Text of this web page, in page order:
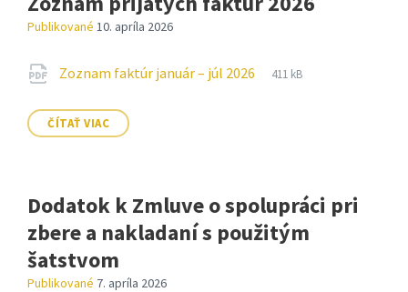
Publikované 10. apríla 2026
PrílohyZoznam faktúr január – júl 2026
Prípona
pdf
Veľkosť
411 kB
ČÍTAŤ VIAC
Dodatok k Zmluve o spolupráci pri
zbere a nakladaní s použitým
šatstvom
Publikované 7. apríla 2026